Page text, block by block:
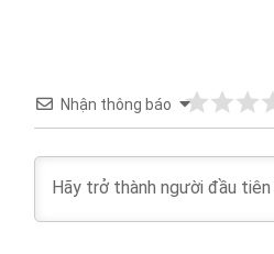
bãi đố xe, khu hồ Đàm Thị,
đang được tiếp tục xây dựng.
12:00
Quý khách về nhà hàng
Nhận thông báo